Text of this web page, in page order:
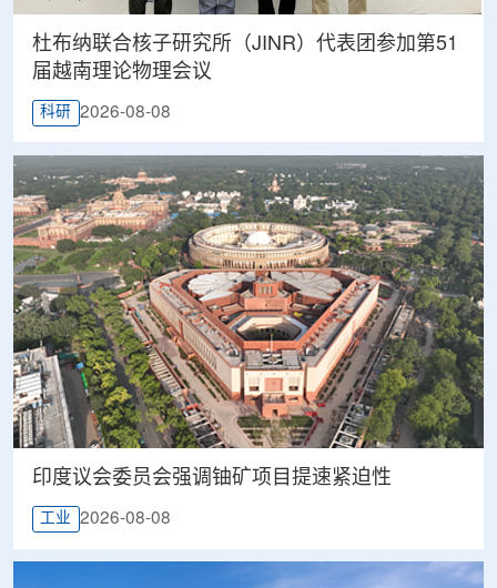
杜布纳联合核子研究所（JINR）代表团参加第51
届越南理论物理会议
科研 2026-08-08
印度议会委员会强调铀矿项目提速紧迫性
工业 2026-08-08